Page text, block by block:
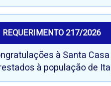
REQUERIMENTO 217/2026
à Santa
à população de